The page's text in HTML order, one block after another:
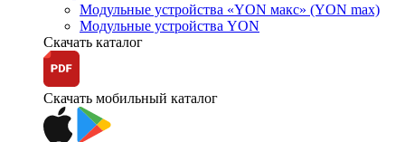
Модульные устройства «YON макс» (YON max)
Модульные устройства YON
Скачать каталог
Скачать мобильный каталог